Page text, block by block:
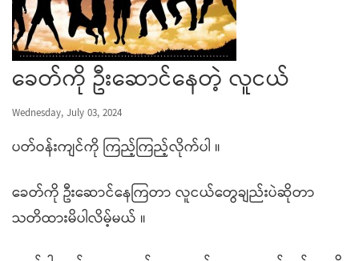
ခေတ်ကို ဦးဆောင်နေတဲ့ လူငယ်
Wednesday, July 03, 2024
ပတ်ဝန်းကျင်ကို ​ကြည့်ကြည့်လိုက်ပါ ။ ​
ခေတ်ကို ဦး​ဆောင်​နေကြတာ လူငယ်​တွေချည်းပဲဆိုတာ
သတိထားမိပါလိမ့်မယ် ။